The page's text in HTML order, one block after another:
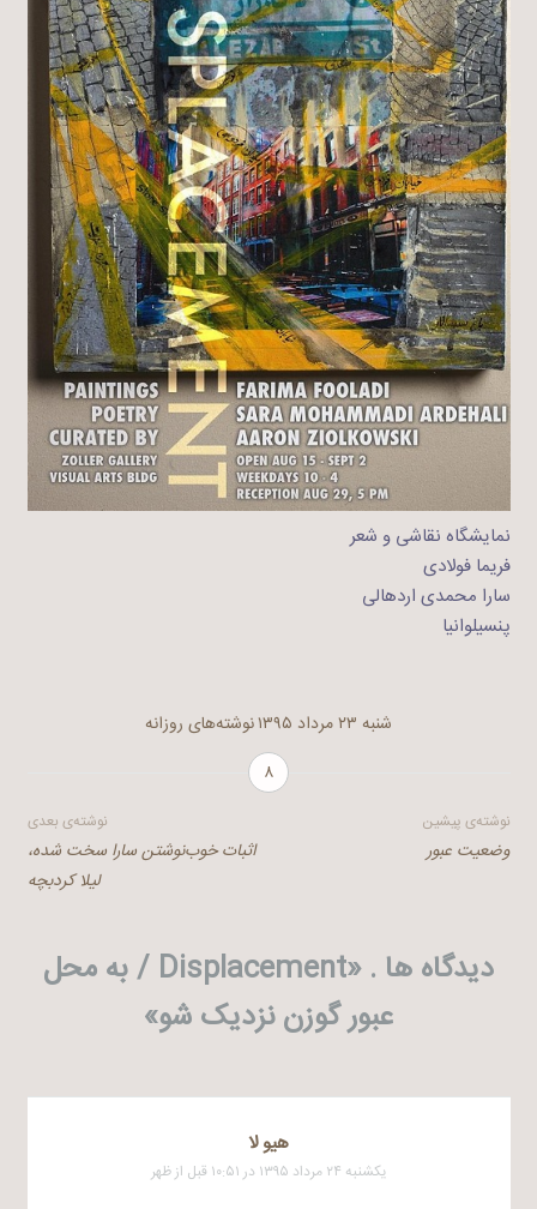
نمایشگاه نقاشی و شعر
فریما فولادی
سارا محمدی اردهالی
پنسیلوانیا
شنبه ۲۳ مرداد ۱۳۹۵
نوشته‌های روزانه
۸
راهبری
نوشته
نوشته‌ی پیشین
وضعیت عبور
نوشته‌ی بعدی
اثبات خوب‌نوشتن سارا سخت شده،
لیلا کردبچه
دیدگاه ها . «
Displacement / به محل
عبور گوزن نزدیک شو»
هیو لا
یکشنبه ۲۴ مرداد ۱۳۹۵ در ۱۰:۵۱ قبل از ظهر